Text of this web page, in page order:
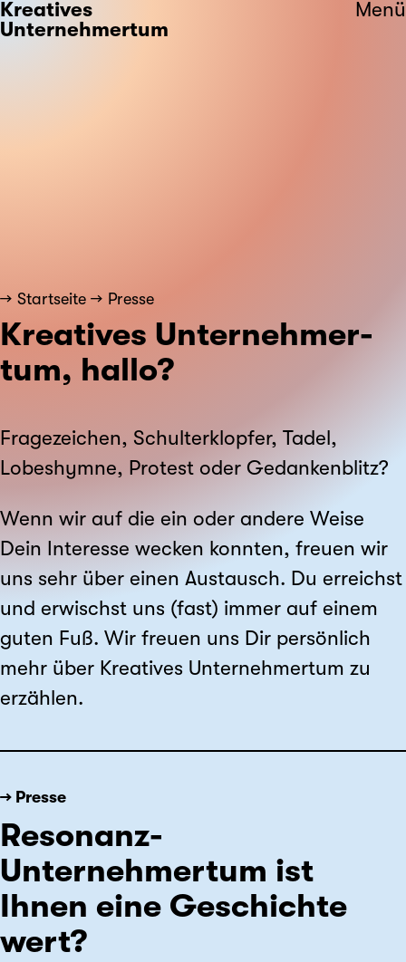
Kreatives
Unternehmertum
Menü
Startseite Presse
Kreatives Unternehmer­
tum, hallo?
Fragezeichen, Schulterklopfer, Tadel,
Lobeshymne, Protest oder Gedanken­blitz?
Wenn wir auf die ein oder andere Weise
Dein Interesse wecken konnten, freuen wir
uns sehr über einen Austausch. Du erreichst
und erwischst uns (fast) immer auf einem
guten Fuß. Wir freuen uns Dir persönlich
mehr über Kreatives Unter­nehmer­tum zu
erzählen.
→ Presse
Resonanz-
Unternehmertum ist
Ihnen eine Geschichte
wert?